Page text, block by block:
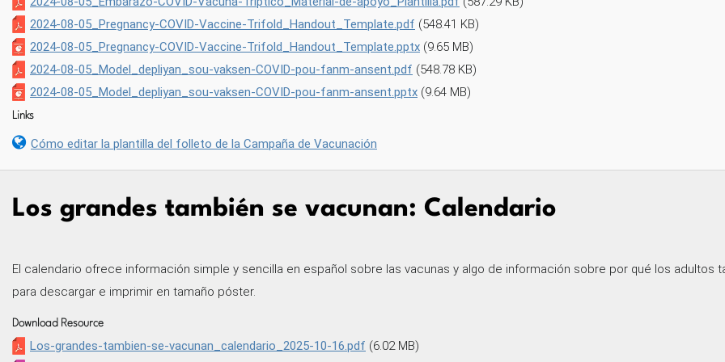
2024-08-05_Pregnancy-COVID-Vaccine-Trifold_Handout_Template.pdf (548.41 KB)
2024-08-05_Pregnancy-COVID-Vaccine-Trifold_Handout_Template.pptx (9.65 MB)
2024-08-05_Model_depliyan_sou-vaksen-COVID-pou-fanm-ansent.pdf (548.78 KB)
2024-08-05_Model_depliyan_sou-vaksen-COVID-pou-fanm-ansent.pptx (9.64 MB)
Links
Cómo editar la plantilla del folleto de la Campaña de Vacunación
Los grandes también se vacunan: Calendario
El calendario ofrece información simple y sencilla en español sobre las vacunas y algo de información sobre por qué los adultos
para descargar e imprimir en tamaño póster.
Download Resource
Los-grandes-tambien-se-vacunan_calendario_2025-10-16.pdf (6.02 MB)